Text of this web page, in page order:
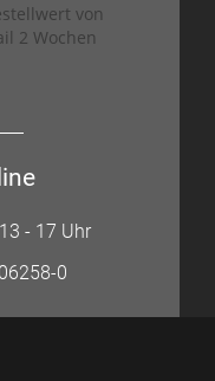
von
2 Wochen
- 17 Uhr
0